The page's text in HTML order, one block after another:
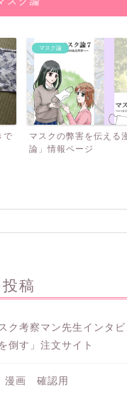
マスク論
マスクの弊害を伝える漫画
論」情報ページ
稿
ク考察マン先生インタ
倒す」注文サイト
漫画 確認用